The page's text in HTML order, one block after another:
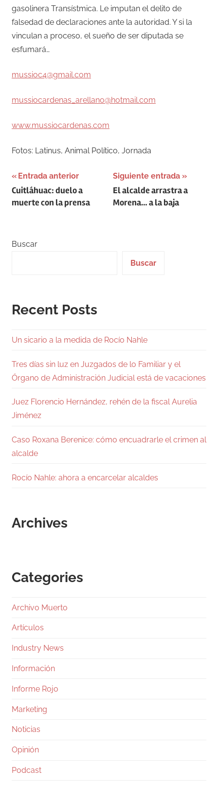
gasolinera Transístmica. Le imputan el delito de
falsedad de declaraciones ante la autoridad. Y si la
vinculan a proceso, el sueño de ser diputada se
esfumará…
mussioc4@gmail.com
mussiocardenas_arellano@hotmail.com
www.mussiocardenas.com
Fotos: Latinus, Animal Político, Jornada
Navegación
de
Entrada anterior
Cuitláhuac: duelo a
muerte con la prensa
Siguiente entrada
El alcalde arrastra a
Morena … a la baja
Buscar
Buscar
Recent Posts
Un sicario a la medida de Rocío Nahle
Tres días sin luz en Juzgados de lo Familiar y el
Órgano de Administración Judicial está de vacaciones
Juez Florencio Hernández, rehén de la fiscal Aurelia
Jiménez
Caso Roxana Berenice: cómo encuadrarle el crimen al
alcalde
Rocío Nahle: ahora a encarcelar alcaldes
Archives
Categories
Archivo Muerto
Artículos
Industry News
Información
Informe Rojo
Marketing
Noticias
Opinión
Podcast